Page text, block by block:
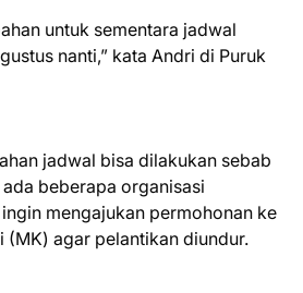
untuk sementara jadwal
nanti,” kata Andri di Puruk
jadwal bisa dilakukan sebab
beberapa organisasi
mengajukan permohonan ke
(MK) agar pelantikan diundur.